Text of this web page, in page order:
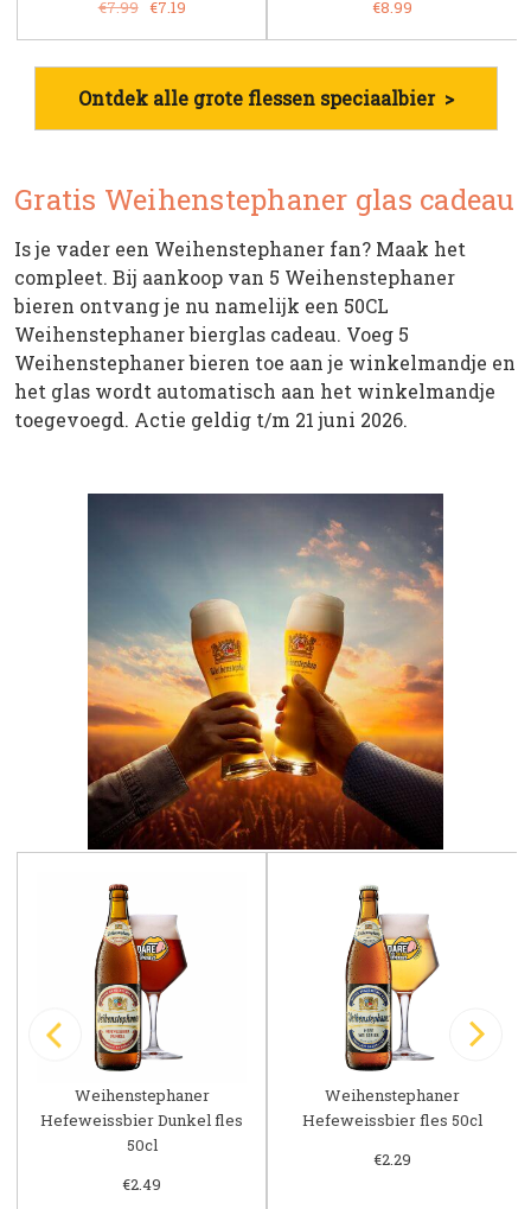
€7.99 €7.19 €8.99
Ontdek alle grote flessen speciaalbier >
Gratis Weihenstephaner glas cadeau
Is je vader een Weihenstephaner fan? Maak het
compleet. Bij aankoop van 5 Weihenstephaner
bieren ontvang je nu namelijk een 50CL
Weihenstephaner bierglas cadeau. Voeg 5
Weihenstephaner bieren toe aan je winkelmandje en
het glas wordt automatisch aan het winkelmandje
toegevoegd. Actie geldig t/m 21 juni 2026.
Weihenstephaner
Hefeweissbier Dunkel fles
50cl
€2.49
Weihenstephaner
Hefeweissbier fles 50cl
€2.29